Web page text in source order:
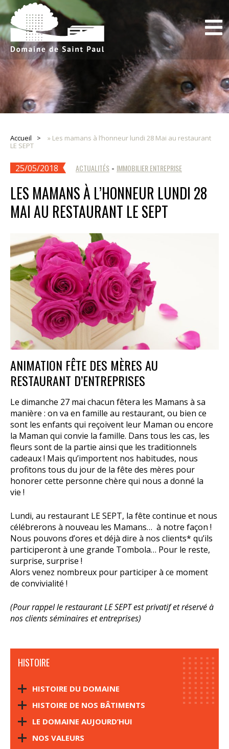
Accueil » Les mamans à l’honneur lundi 28 Mai au restaurant
LE SEPT
25/05/2018 ACTUALITÉS - IMMOBILIER ENTREPRISE
LES MAMANS À L’HONNEUR LUNDI 28
MAI AU RESTAURANT LE SEPT
ANIMATION FÊTE DES MÈRES AU
RESTAURANT D’ENTREPRISES
Le dimanche 27 mai chacun fêtera les Mamans à sa
manière : on va en famille au restaurant, ou bien ce
sont les enfants qui reçoivent leur Maman ou encore
la Maman qui convie la famille. Dans tous les cas, les
fleurs sont de la partie ainsi que les traditionnels
cadeaux ! Mais qu’importent nos habitudes, nous
profitons tous du jour de la fête des mères pour
honorer cette personne chère qui nous a donné la
vie !
Lundi, au restaurant LE SEPT, la fête continue et nous
célébrerons à nouveau les Mamans… à notre façon !
Nous pouvons d’ores et déjà dire à nos clients* qu’ils
participeront à une grande Tombola… Pour le reste,
surprise, surprise !
Alors venez nombreux pour participer à ce moment
de convivialité !
(Pour rappel le restaurant LE SEPT est privatif et réservé à
nos clients séminaires et entreprises)
HISTOIRE
HISTOIRE DU DOMAINE
HISTOIRE DE NOS BÂTIMENTS
LE DOMAINE AUJOURD’HUI
NOS VALEURS